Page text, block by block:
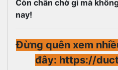
Còn chần chờ gì mà
nay!
Đừng quên xem
đây: https://